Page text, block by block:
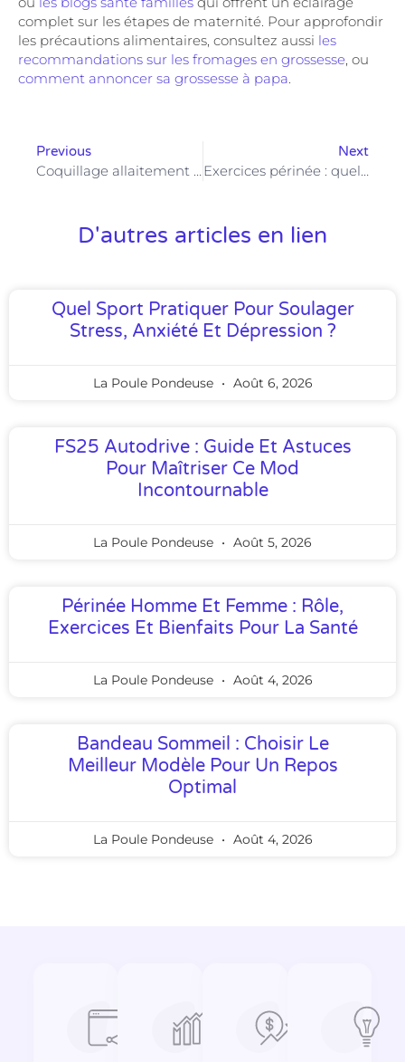
complet sur les étapes de maternité. Pour approfondir
les précautions alimentaires, consultez aussi les
recommandations sur les fromages en grossesse , ou
comment annoncer sa grossesse à papa
Previous
Coquillage allaitement : un accessoire discret pour faciliter la tétée
Next
Exercices périnée : quels mouvements privilégier pour renforcer efficacement ?
D'autres articles en lien
Quel Sport Pratiquer Pour Soulager
Stress, Anxiété Et Dépression ?
La Poule Pondeuse Août 6, 2026
FS25 Autodrive : Guide Et Astuces
Pour Maîtriser Ce Mod
Incontournable
La Poule Pondeuse Août 5, 2026
Périnée Homme Et Femme : Rôle,
Exercices Et Bienfaits Pour La Santé
La Poule Pondeuse Août 4, 2026
Bandeau Sommeil : Choisir Le
Meilleur Modèle Pour Un Repos
Optimal
La Poule Pondeuse Août 4, 2026